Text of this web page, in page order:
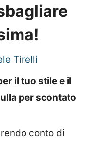
Tirelli
il tuo stile e il
per scontato
conto di